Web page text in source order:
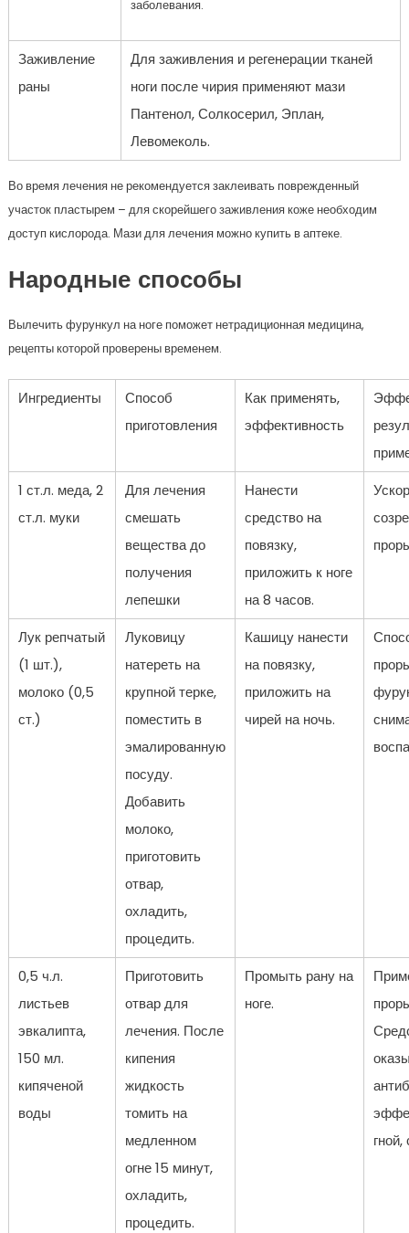
заболевания.
Заживление
раны
Для заживления и регенерации тканей
ноги после чирия применяют мази
Пантенол, Солкосерил, Эплан,
Левомеколь.
Во время лечения не рекомендуется заклеивать поврежденный
участок пластырем – для скорейшего заживления коже необходим
доступ кислорода. Мази для лечения можно купить в аптеке.
Народные способы
Вылечить фурункул на ноге поможет нетрадиционная медицина,
рецепты которой проверены временем.
Ингредиенты
Способ
приготовления
Как применять,
эффективность
1 ст.л. меда, 2
ст.л. муки
Для лечения
смешать
вещества до
получения
лепешки
Нанести
средство на
повязку,
приложить к ноге
на 8 часов.
Лук репчатый
(1 шт.),
молоко (0,5
ст.)
Луковицу
натереть на
крупной терке,
поместить в
эмалированную
посуду.
Добавить
молоко,
приготовить
отвар,
охладить,
процедить.
Кашицу нанести
на повязку,
приложить на
чирей на ночь.
0,5 ч.л.
листьев
эвкалипта,
150 мл.
кипяченой
воды
Приготовить
отвар для
лечения. После
кипения
жидкость
томить на
медленном
огне 15 минут,
охладить,
процедить.
Промыть рану на
ноге.